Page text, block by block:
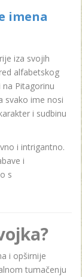
imena
iza svojih
alfabetskog
Pitagorinu
svako ime nosi
i sudbinu
i intrigantno.
i
s
i opširnije
tumačenju